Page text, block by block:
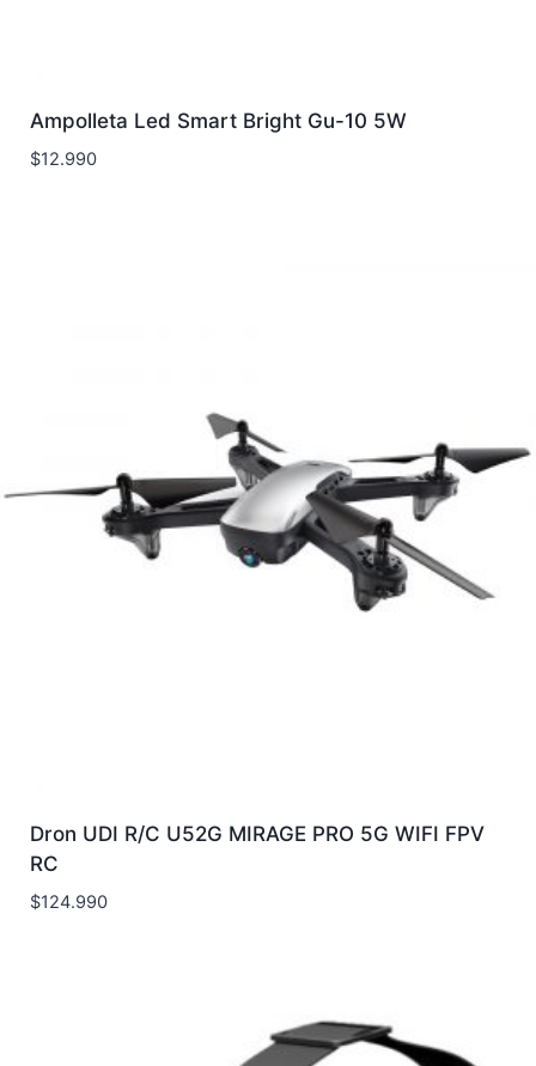
Ampolleta Led Smart Bright Gu-10 5W
$12.990
Dron UDI R/C U52G MIRAGE PRO 5G WIFI FPV
RC
$124.990